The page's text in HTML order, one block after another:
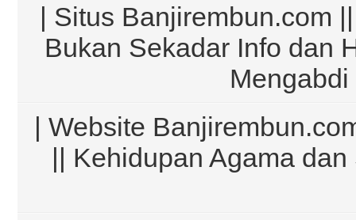
| Situs Banjirembun.com
Bukan Sekadar Info dan
| Website
|| Kehidupan Agama